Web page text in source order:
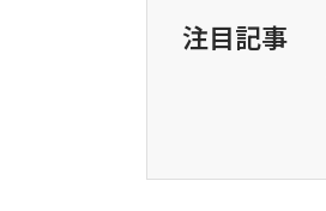
注目記事